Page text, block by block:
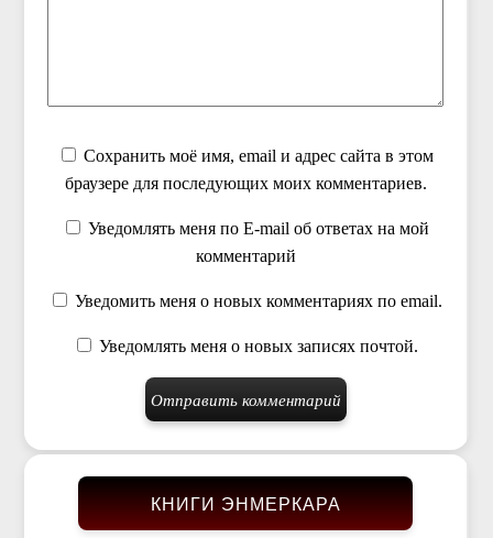
Сохранить моё имя, email и адрес сайта в этом
браузере для последующих моих комментариев.
Уведомлять меня по E-mail об ответах на мой
комментарий
Уведомить меня о новых комментариях по email.
Уведомлять меня о новых записях почтой.
КНИГИ ЭНМЕРКАРА